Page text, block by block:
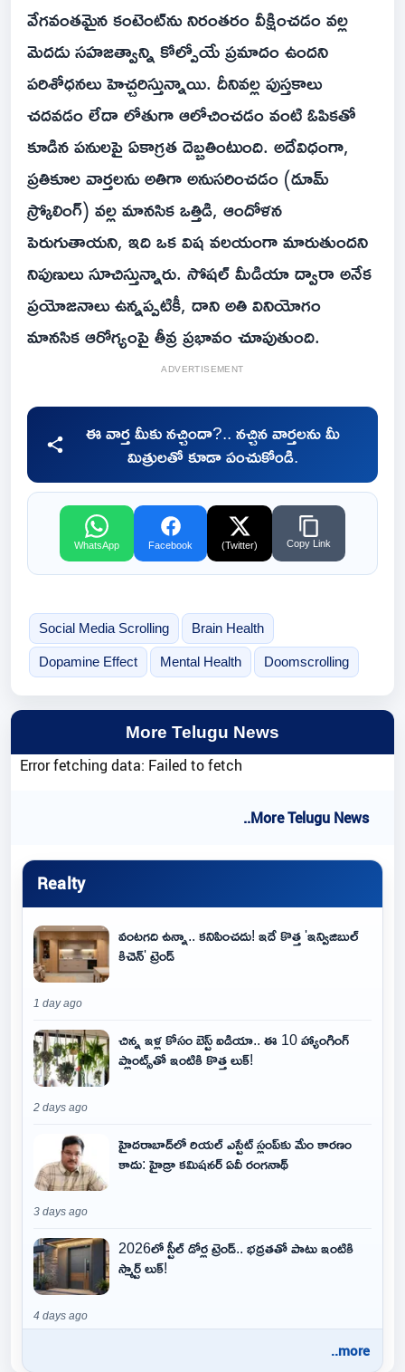
వేగవంతమైన కంటెంట్‌ను నిరంతరం వీక్షించడం వల్ల
మెదడు సహజత్వాన్ని కోల్పోయే ప్రమాదం ఉందని
పరిశోధనలు హెచ్చరిస్తున్నాయి. దీనివల్ల పుస్తకాలు
చదవడం లేదా లోతుగా ఆలోచించడం వంటి ఓపికతో
కూడిన పనులపై ఏకాగ్రత దెబ్బతింటుంది. అదేవిధంగా,
ప్రతికూల వార్తలను అతిగా అనుసరించడం (డూమ్
స్క్రోలింగ్) వల్ల మానసిక ఒత్తిడి, ఆందోళన
పెరుగుతాయని, ఇది ఒక విష వలయంగా మారుతుందని
నిపుణులు సూచిస్తున్నారు. సోషల్ మీడియా ద్వారా అనేక
ప్రయోజనాలు ఉన్నప్పటికీ, దాని అతి వినియోగం
మానసిక ఆరోగ్యంపై తీవ్ర ప్రభావం చూపుతుంది.
ADVERTISEMENT
ఈ వార్త మీకు నచ్చిందా?.. నచ్చిన వార్తలను మీ
మిత్రులతో కూడా పంచుకోండి.
WhatsApp Facebook (Twitter) Copy Link
Social Media Scrolling Brain Health
Dopamine Effect Mental Health Doomscrolling
More Telugu News
Error fetching data: Failed to fetch
..More Telugu News
Realty
వంటగది ఉన్నా.. కనిపించదు! ఇదే కొత్త 'ఇన్విజిబుల్
కిచెన్' ట్రెండ్
1 day ago
చిన్న ఇళ్ల కోసం బెస్ట్ ఐడియా.. ఈ 10 హ్యాంగింగ్
ప్లాంట్స్‌తో ఇంటికి కొత్త లుక్!
2 days ago
హైదరాబాద్‌లో రియల్ ఎస్టేట్ స్లంప్‌కు మేం కారణం
కాదు: హైడ్రా కమిషనర్ ఏవీ రంగనాథ్
3 days ago
2026లో స్టీల్ డోర్ల ట్రెండ్.. భద్రతతో పాటు ఇంటికి
స్మార్ట్ లుక్!
4 days ago
..more